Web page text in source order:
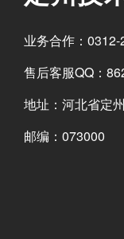
业务合作：
售后客服QQ：
地址：河北省定
邮编：073000